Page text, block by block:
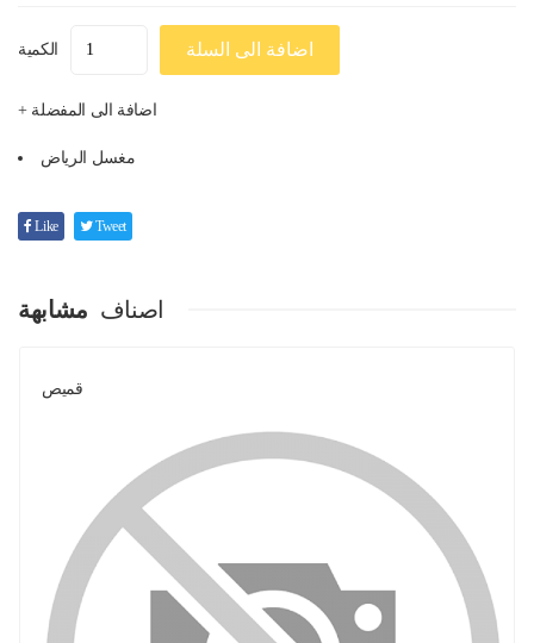
الكمية اضافة الى السلة
+ اضافة الى المفضلة
مغسل الرياض
Like Tweet
اصناف مشابهة
قميص